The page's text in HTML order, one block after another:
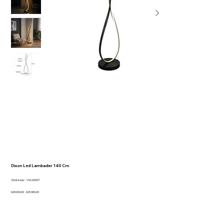
Dixon Led Lambader 140 Cm
Stok kodu: Stok
VXL00007
VXL00007
Orijinal
₺18.000,00 İndirimli
₺15.300,00